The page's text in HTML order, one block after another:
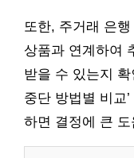
또한, 주거래 은
상품과 연계하여
받을 수 있는지
중단 방법별 비교
하면 결정에 큰